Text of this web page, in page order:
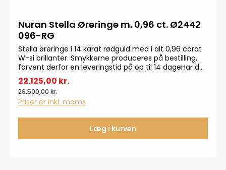
Nuran Stella Øreringe m. 0,96 ct. Ø2442
096-RG
Stella øreringe i 14 karat rødguld med i alt 0,96 carat
W-si brillanter. Smykkerne produceres på bestilling,
forvent derfor en leveringstid på op til 14 dageHar du
specielle ønsker, kontakt da gerne kundeservice på
info@bendixen-thisted.dk eller Tlf: 97 92 02 31Der
tages forbehold for trykfejl og prisstigninger.
22.125,00 kr.
29.500,00 kr.
Priser er inkl. moms
Læg i kurven